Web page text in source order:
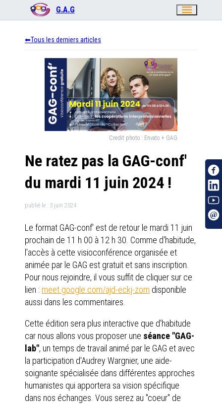
G.A.G menu
Tous les derniers articles
Credit photo : Envato + GAG
Ne ratez pas la GAG-conf'
du mardi 11 juin 2024 !
publié le : 3 juin 2024
Le format GAG-conf' est de retour le mardi 11 juin
prochain de 11 h 00 à 12 h 30. Comme d'habitude,
l'accès à cette visioconférence organisée et
animée par le GAG est gratuit et sans inscription.
Pour nous rejoindre, il vous suffit de cliquer sur ce
lien : meet.google.com/ajd-eckj-zom disponible
aussi dans les commentaires.
Cette édition sera plus interactive que d'habitude
car nous allons vous proposer une séance "GAG-
lab", un temps de travail animé par le GAG et avec
la participation d'Audrey Wargnier, une aide-
soignante spécialisée dans différentes approches
humanistes qui apportera sa vision spécifique
dans nos échanges. Vous serez au "coeur" de